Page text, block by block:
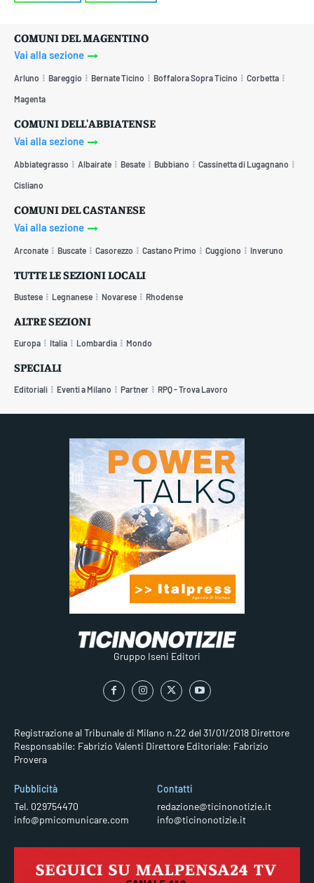
COMUNI DEL MAGENTINO
Vai alla sezione
Arluno Bareggio Bernate Ticino Boffalora Sopra Ticino Corbetta
Magenta
COMUNI DELL'ABBIATENSE
Vai alla sezione
Abbiategrasso Albairate Besate Bubbiano Cassinetta di Lugagnano
Cisliano
COMUNI DEL CASTANESE
Vai alla sezione
Arconate Buscate Casorezzo Castano Primo Cuggiono Inveruno
TUTTE LE SEZIONI LOCALI
Bustese Legnanese Novarese Rhodense
ALTRE SEZIONI
Europa Italia Lombardia Mondo
SPECIALI
Editoriali Eventi a Milano Partner RPQ - Trova Lavoro
Gruppo Iseni Editori
Registrazione al Tribunale di Milano n.22 del 31/01/2018 Direttore
Responsabile: Fabrizio Valenti Direttore Editoriale: Fabrizio
Provera
Pubblicità
Tel. 029754470
info@pmicomunicare.com
Contatti
redazione@ticinonotizie.it
info@ticinonotizie.it